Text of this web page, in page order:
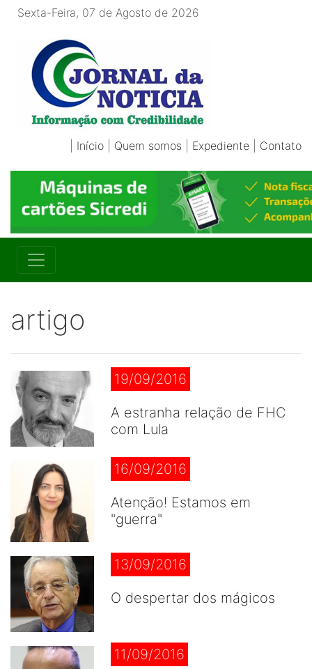
Sexta-Feira, 07 de Agosto de 2026
Início Quem somos Expediente Contato
artigo
19/09/2016
A estranha relação de FHC
com Lula
16/09/2016
Atenção! Estamos em
"guerra"
13/09/2016
O despertar dos mágicos
11/09/2016